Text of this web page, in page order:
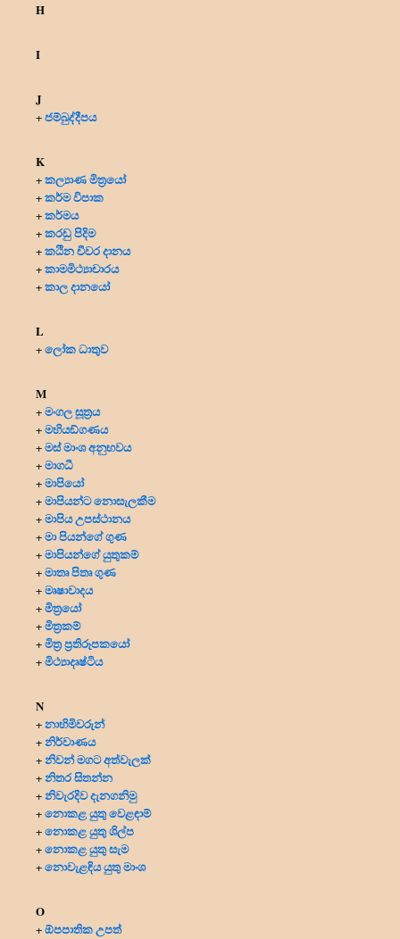
H
I
J
+ජම්බුද්දීපය
K
+කල්‍යාණ මිත්‍රයෝ
+කර්ම විපාක
+කර්මය
+කරඩු පිදිම
+කඨින චීවර දානය
+කාමමිථ්‍යාචාරය
+කාල දානයෝ
L
+ලෝක ධාතුව
M
+මංගල සූත්‍රය
+මහියඞ්ගණය
+මස් මාංශ අනුභවය
+මාගධී
+මාපියෝ
+මාපියන්ට නොසැලකීම
+මාපිය උපස්ථානය
+මා පියන්ගේ ගුණ
+මාපියන්ගේ යුතුකම්
+මාතෘ පිතෘ ගුණ
+මෘෂාවාදය
+මිත්‍රයෝ
+මිත්‍ර‍කම්
+මිත්‍ර‍ ප්‍ර‍තිරූපකයෝ
+මිථ්‍යාදෘෂ්ටිය
N
+නාහිමිවරුන්
+නිර්වාණය
+නිවන් මගට අත්වැලක්
+නිතර සිතන්න
+නිවැරදිව දැනගනිමු
+නොකළ යුතු වෙළඳාම්
+නොකළ යුතු ශිල්ප
+නොකළ යුතු සැම
+නොවැළඳිය යුතු මාංශ
O
+ඕපපාතික උපත්